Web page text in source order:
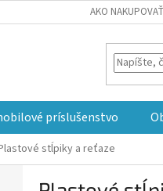
AKO NAKUPOVAŤ
príslušenstvo
stĺpiky a reťaze